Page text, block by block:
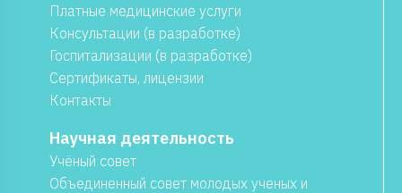
Платные медицинские услуги
Консультации (в разработке)
Госпитализации (в разработке)
Сертификаты, лицензии
Контакты
Научная деятельность
Учёный совет
Объединенный совет молодых ученых и